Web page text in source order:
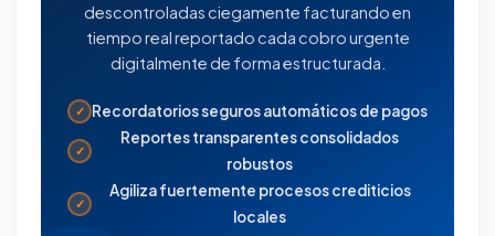
descontroladas ciegamente facturando en
tiempo real reportado cada cobro urgente
digitalmente de forma estructurada.
✓ Recordatorios seguros automáticos de pagos
✓
Reportes transparentes consolidados
robustos
✓
Agiliza fuertemente procesos crediticios
locales